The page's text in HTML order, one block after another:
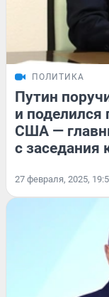
ПОЛИТИКА
Путин
и поделился
США —
с заседания
27 февраля, 2025,